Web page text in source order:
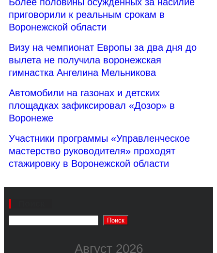
приговорили к реальным срокам в
Воронежской области
Визу на чемпионат Европы за два дня до
вылета не получила воронежская
гимнастка Ангелина Мельникова
Автомобили на газонах и детских
площадках зафиксировал «Дозор» в
Воронеже
Участники программы «Управленческое
мастерство руководителя» проходят
стажировку в Воронежской области
Поиск
Август 2026